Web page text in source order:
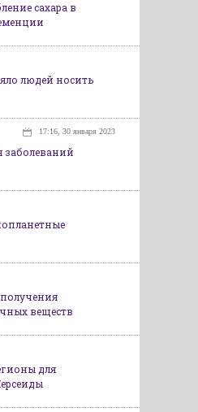
сахара в
людей носить
17:16, 30 января 2023
заболеваний
веществ
для